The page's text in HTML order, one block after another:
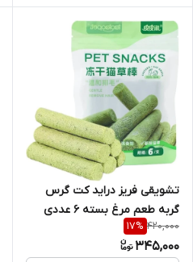
تشویقی فریز دراید کت گرس
گربه طعم مرغ بسته 6 عددی
420,000
17%
345,000